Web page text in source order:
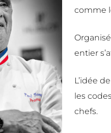
comme
entier
L’idée
les
chefs.